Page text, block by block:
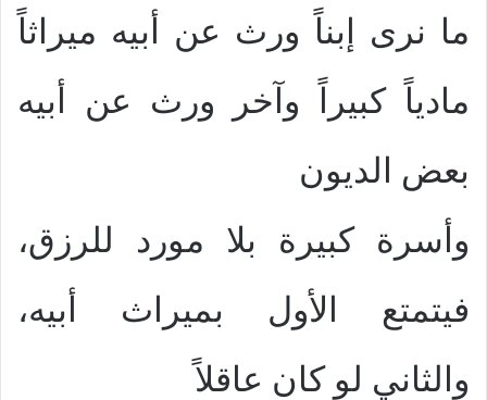
ما نرى إبناً ورث عن أبيه ميراثاً
مادياً كبيراً وآخر ورث عن أبيه
بعض الديون
وأسرة كبيرة بلا مورد للرزق،
فيتمتع الأول بميراث أبيه،
والثاني لو كان عاقلاً